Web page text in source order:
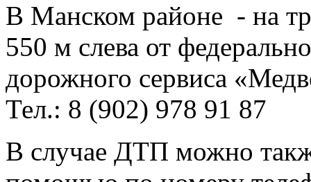
В Манском районе - на
550 м слева от
дорожного сервиса
Тел.: 8 (902) 978 91 87
В случае ДТП можно